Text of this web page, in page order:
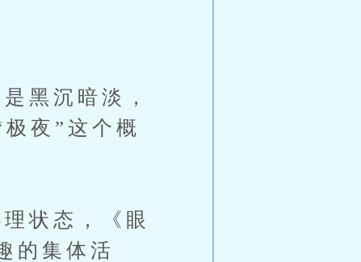
黑沉暗淡，
夜”这个概
状态，《眼
的集体活